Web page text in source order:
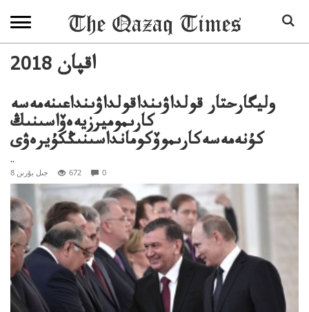
2018 اقپان
وليگارحتار قولداۋىنداقولداۋىنداعىنەمەسە
كارىموميرزيەەۆاسىنىڭ
كۇنەمەسەكارىموۆكومانداسىنىڭكۇيرەۋى
..
8 جىل بۇرىن 672 0